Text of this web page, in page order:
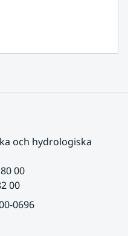
och hydrologiska
00
00
0696